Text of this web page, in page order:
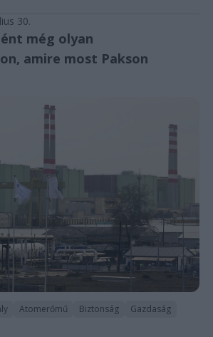
30.
még olyan
amire most Pakson
Atomerőmű Biztonság
Gazdaság